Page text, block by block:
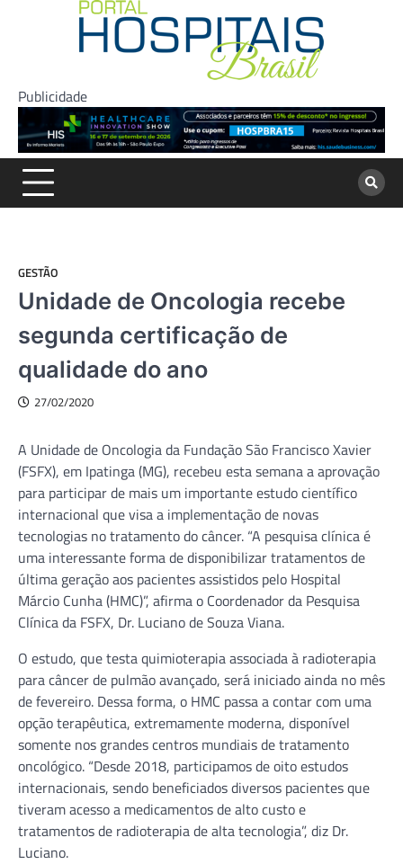
Publicidade
GESTÃO
Unidade de Oncologia recebe
segunda certificação de
qualidade do ano
27/02/2020
A Unidade de Oncologia da Fundação São Francisco Xavier
(FSFX), em Ipatinga (MG), recebeu esta semana a aprovação
para participar de mais um importante estudo científico
internacional que visa a implementação de novas
tecnologias no tratamento do câncer. “A pesquisa clínica é
uma interessante forma de disponibilizar tratamentos de
última geração aos pacientes assistidos pelo Hospital
Márcio Cunha (HMC)”, afirma o Coordenador da Pesquisa
Clínica da FSFX, Dr. Luciano de Souza Viana.
O estudo, que testa quimioterapia associada à radioterapia
para câncer de pulmão avançado, será iniciado ainda no mês
de fevereiro. Dessa forma, o HMC passa a contar com uma
opção terapêutica, extremamente moderna, disponível
somente nos grandes centros mundiais de tratamento
oncológico. “Desde 2018, participamos de oito estudos
internacionais, sendo beneficiados diversos pacientes que
tiveram acesso a medicamentos de alto custo e
tratamentos de radioterapia de alta tecnologia”, diz Dr.
Luciano.